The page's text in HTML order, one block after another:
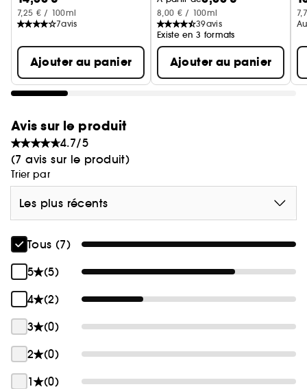
7,25 € / 100ml
7avis
Ajouter au panier
8,00 € / 100ml
39avis
Existe en 3 formats
Ajouter au panier
Avis sur le produit
4.7/5
(7 avis sur le produit)
Trier par
Les plus récents
Tous (7)
5
(5)
4
(2)
3
(0)
2
(0)
1
(0)